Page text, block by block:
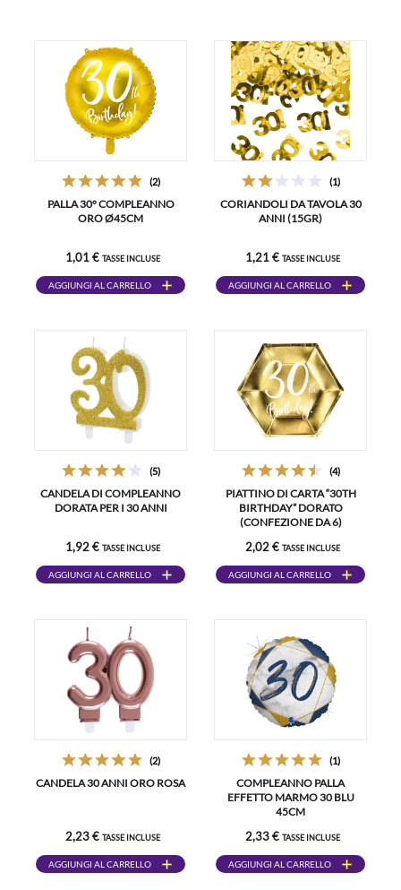
(2)
PALLA 30° COMPLEANNO
ORO Ø45CM
1,01 € TASSE INCLUSE
AGGIUNGI AL CARRELLO
(1)
CORIANDOLI DA TAVOLA 30
ANNI (15GR)
1,21 € TASSE INCLUSE
AGGIUNGI AL CARRELLO
(5)
CANDELA DI COMPLEANNO
DORATA PER I 30 ANNI
1,92 € TASSE INCLUSE
AGGIUNGI AL CARRELLO
(4)
PIATTINO DI CARTA “30TH
BIRTHDAY” DORATO
(CONFEZIONE DA 6)
2,02 € TASSE INCLUSE
AGGIUNGI AL CARRELLO
(2)
CANDELA 30 ANNI ORO ROSA
2,23 € TASSE INCLUSE
AGGIUNGI AL CARRELLO
(1)
COMPLEANNO PALLA
EFFETTO MARMO 30 BLU
45CM
2,33 € TASSE INCLUSE
AGGIUNGI AL CARRELLO